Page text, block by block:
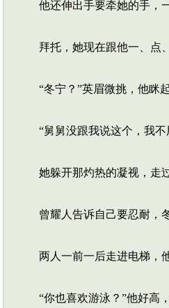
他还伸出手要牵她的手，
拜托，她现在跟他一、点
“冬宁？”英眉微挑，他眯起
“舅舅没跟我说这个，我不
她躲开那灼热的凝视，走
曾耀人告诉自己要忍耐，
两人一前一后走进电梯，
“你也喜欢游泳？”他好高